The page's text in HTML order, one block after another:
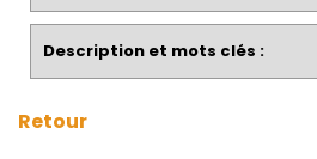
Description et mots clés :
Retour